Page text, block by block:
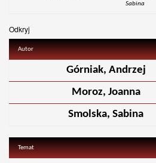
Sabina
Odkryj
Autor
Górniak, Andrzej
Moroz, Joanna
Smolska, Sabina
Temat